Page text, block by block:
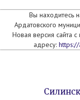
Вы находитесь
Ардатовского
Новая версия сайта
адресу: